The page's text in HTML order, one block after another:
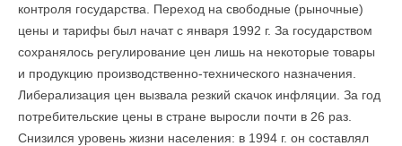
контроля государства. Переход на свободные (рыночные)
цены и тарифы был начат с января 1992 г. За государством
сохранялось регулирование цен лишь на некоторые товары
и продукцию производственно-технического назначения.
Либерализация цен вызвала резкий скачок инфляции. За год
потребительские цены в стране выросли почти в 26 раз.
Снизился уровень жизни населения: в 1994 г. он составлял